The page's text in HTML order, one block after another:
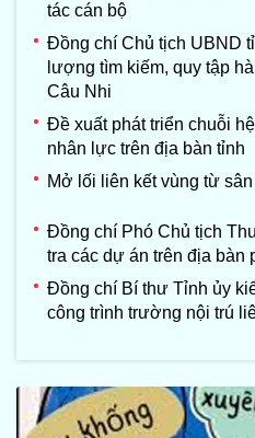
tác cán bộ
Đồng chí Chủ tịch UBND
lượng tìm kiếm, quy tập
Câu Nhi
Đề xuất phát triển chuỗi
nhân lực trên địa bàn tỉnh
Mở lối liên kết vùng từ
Đồng chí Phó Chủ tịch
tra các dự án trên địa
Đồng chí Bí thư Tỉnh ủy
công trình trường nội trú